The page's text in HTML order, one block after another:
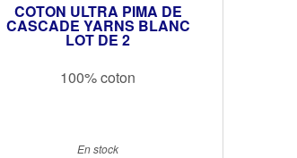
COTON ULTRA PIMA DE
CASCADE YARNS BLANC
LOT DE 2
100% coton
En stock